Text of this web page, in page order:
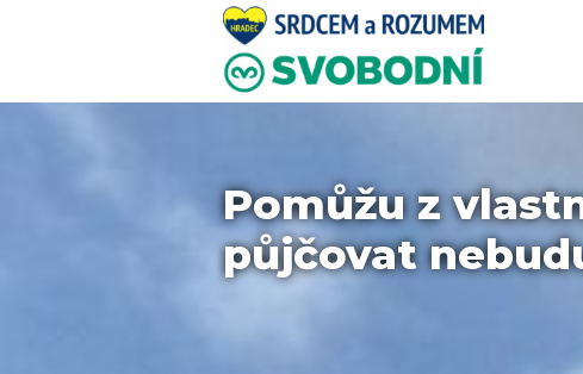
Pomůžu z
půjčovat